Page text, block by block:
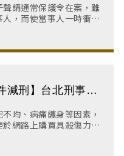
請通常保護令在案，雖
，而使當事人一時衝動
亦後悔萬分，並修身養
減刑】台北刑事律
均、病痛纏身等因素，
網路上購買具殺傷力之
人購買後又打消輕生念
中牆角，後遭